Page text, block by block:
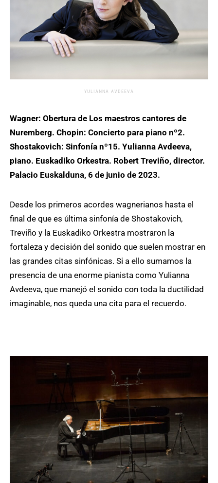
YULIANNA AVDEEVA
Wagner: Obertura de Los maestros cantores de
Nuremberg. Chopin: Concierto para piano nº2.
Shostakovich: Sinfonía nº15. Yulianna Avdeeva,
piano. Euskadiko Orkestra. Robert Treviño, director.
Palacio Euskalduna, 6 de junio de 2023.
Desde los primeros acordes wagnerianos hasta el
final de que es última sinfonía de Shostakovich,
Treviño y la Euskadiko Orkestra mostraron la
fortaleza y decisión del sonido que suelen mostrar en
las grandes citas sinfónicas. Si a ello sumamos la
presencia de una enorme pianista como Yulianna
Avdeeva, que manejó el sonido con toda la ductilidad
imaginable, nos queda una cita para el recuerdo.